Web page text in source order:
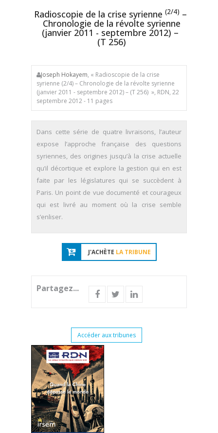
Radioscopie de la crise syrienne (2/4) –
Chronologie de la révolte syrienne
(janvier 2011 - septembre 2012) –
(T 256)
Joseph Hokayem, « Radioscopie de la crise
syrienne (2/4) – Chronologie de la révolte syrienne
(janvier 2011 - septembre 2012) – (T 256) », RDN, 22
septembre 2012 - 11 pages
Dans cette série de quatre livraisons, l’auteur
expose l’approche française des questions
syriennes, des origines jusqu’à la crise actuelle
qu’il décortique et explore la gestion qui en est
faite par les législatures qui se succèdent à
Paris. Un point de vue documenté et courageux
qui est livré au moment où la crise semble
s’enliser.
J'ACHÈTE LA TRIBUNE
Partagez...
Accéder aux tribunes